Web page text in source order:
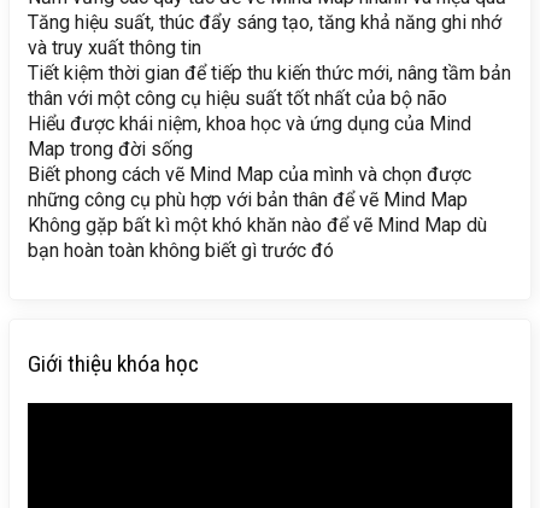
Tăng hiệu suất, thúc đẩy sáng tạo, tăng khả năng ghi nhớ
và truy xuất thông tin
Tiết kiệm thời gian để tiếp thu kiến thức mới, nâng tầm bản
thân với một công cụ hiệu suất tốt nhất của bộ não
Hiểu được khái niệm, khoa học và ứng dụng của Mind
Map trong đời sống
Biết phong cách vẽ Mind Map của mình và chọn được
những công cụ phù hợp với bản thân để vẽ Mind Map
Không gặp bất kì một khó khăn nào để vẽ Mind Map dù
bạn hoàn toàn không biết gì trước đó
Giới thiệu khóa học